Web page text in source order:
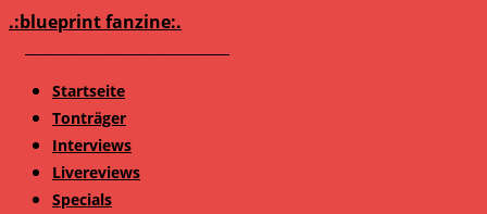
Zum
.:blueprint fanzine:.
Startseite
Tonträger
Interviews
Livereviews
Specials